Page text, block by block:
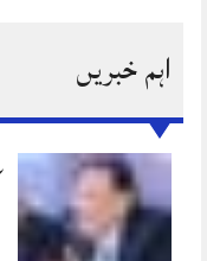
اہم خبریں